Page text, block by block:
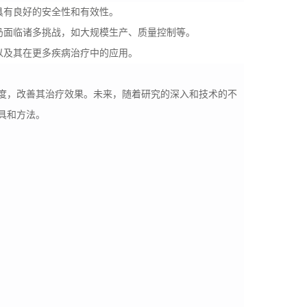
良好的安全性和有效性。
临诸多挑战，如大规模生产、质量控制等。
其在更多疾病治疗中的应用。
，改善其治疗效果。未来，随着研究的深入和技术的不
和方法。